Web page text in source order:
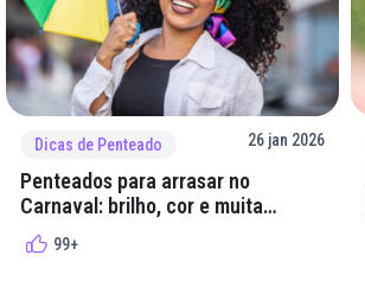
Dicas de Penteado 26 jan 2026
Penteados para arrasar no
Carnaval: brilho, cor e muita
criatividade
99+